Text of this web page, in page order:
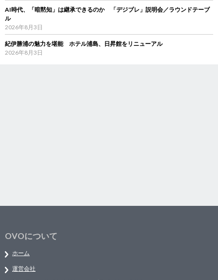
AI時代、「暗黙知」は継承できるのか 「デジブレ」説明会／ラウンドテーブ
ル
2026年8月3日
紀伊勝浦の魅力を堪能 ホテル浦島、日昇館をリニューアル
2026年8月3日
OVOについて
ホーム
運営会社